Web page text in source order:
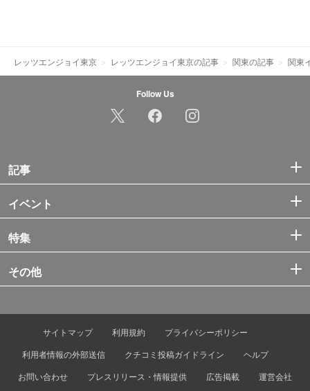
レッツエンジョイ東京 レッツエンジョイ東京の記事 関東の記事 関東
Follow Us
記事
イベント
特集
その他
サイトマップ 利用規約
プライバシーポリシー
利用者情報の外部送信
クチコミ投稿ガイドライン
ヘルプ
お問い合わせ
プレスリリース・情報提供 広告掲載 運営会社